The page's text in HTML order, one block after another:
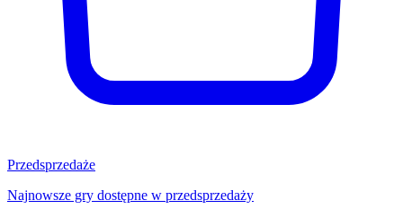
Przedsprzedaże
Najnowsze gry dostępne w przedsprzedaży